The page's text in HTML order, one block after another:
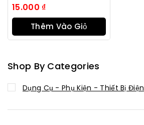
0
trong
số
15.000 ₫
Thêm Vào Giỏ
Hàng
Shop By Categories
Dụng Cụ - Phụ Kiện - Thiết Bị Điện